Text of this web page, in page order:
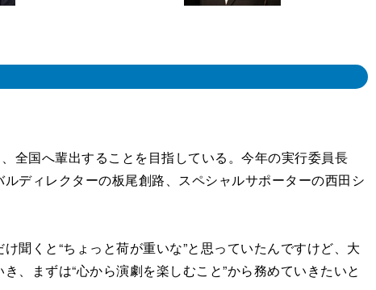
全国へ輩出することを目指している。今年の実行委員長
ディレクターの板尾創路、スペシャルサポーターの西田シ
聞くと“ちょっと荷が重いな”と思っていたんですけど、大
、まずは“心から演劇を楽しむこと”から務めていきたいと